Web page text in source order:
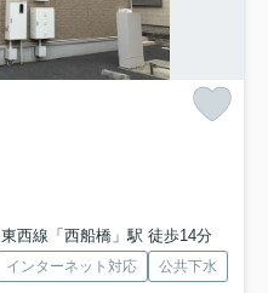
東西線「西船橋」駅 徒歩14分
インターネット対応 公共下水